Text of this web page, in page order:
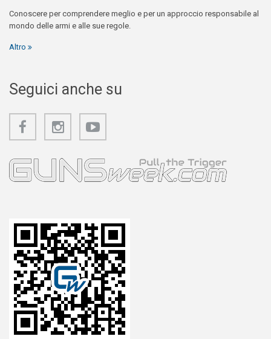
Conoscere per comprendere meglio e per un approccio responsabile al
mondo delle armi e alle sue regole.
Altro
Seguici anche su